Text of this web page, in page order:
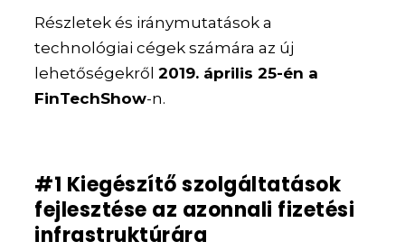
Részletek és iránymutatások a
technológiai cégek számára az új
lehetőségekről2019. április 25-én a
FinTechShow-n.
#1 Kiegészítő szolgáltatások
fejlesztése az azonnali fizetési
infrastruktúrára